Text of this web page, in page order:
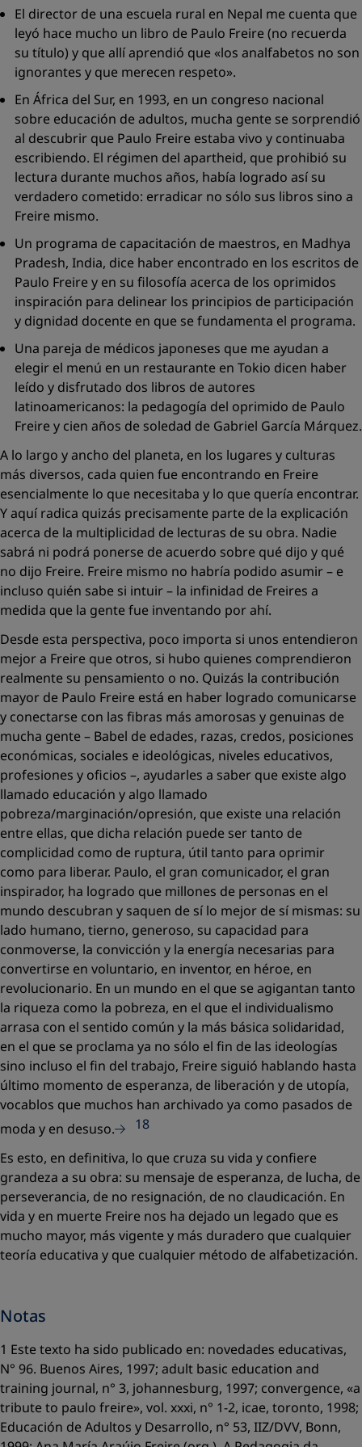
El director de una escuela rural en Nepal me cuenta que
leyó hace mucho un libro de Paulo Freire (no recuerda
su título) y que allí aprendió que «los analfabetos no son
ignorantes y que merecen respeto».
En África del Sur, en 1993, en un congreso nacional
sobre educación de adultos, mucha gente se sorprendió
al descubrir que Paulo Freire estaba vivo y continuaba
escribiendo. El régimen del apartheid, que prohibió su
lectura durante muchos años, había logrado así su
verdadero cometido: erradicar no sólo sus libros sino a
Freire mismo.
Un programa de capacitación de maestros, en Madhya
Pradesh, India, dice haber encontrado en los escritos de
Paulo Freire y en su filosofía acerca de los oprimidos
inspiración para delinear los principios de participación
y dignidad docente en que se fundamenta el programa.
Una pareja de médicos japoneses que me ayudan a
elegir el menú en un restaurante en Tokio dicen haber
leído y disfrutado dos libros de autores
latinoamericanos: la pedagogía del oprimido de Paulo
Freire y cien años de soledad de Gabriel García Márquez.
A lo largo y ancho del planeta, en los lugares y culturas
más diversos, cada quien fue encontrando en Freire
esencialmente lo que necesitaba y lo que quería encontrar.
Y aquí radica quizás precisamente parte de la explicación
acerca de la multiplicidad de lecturas de su obra. Nadie
sabrá ni podrá ponerse de acuerdo sobre qué dijo y qué
no dijo Freire. Freire mismo no habría podido asumir – e
incluso quién sabe si intuir – la infinidad de Freires a
medida que la gente fue inventando por ahí.
Desde esta perspectiva, poco importa si unos entendieron
mejor a Freire que otros, si hubo quienes comprendieron
realmente su pensamiento o no. Quizás la contribución
mayor de Paulo Freire está en haber logrado comunicarse
y conectarse con las fibras más amorosas y genuinas de
mucha gente – Babel de edades, razas, credos, posiciones
económicas, sociales e ideológicas, niveles educativos,
profesiones y oficios –, ayudarles a saber que existe algo
llamado educación y algo llamado
pobreza/marginación/opresión, que existe una relación
entre ellas, que dicha relación puede ser tanto de
complicidad como de ruptura, útil tanto para oprimir
como para liberar. Paulo, el gran comunicador, el gran
inspirador, ha logrado que millones de personas en el
mundo descubran y saquen de sí lo mejor de sí mismas: su
lado humano, tierno, generoso, su capacidad para
conmoverse, la convicción y la energía necesarias para
convertirse en voluntario, en inventor, en héroe, en
revolucionario. En un mundo en el que se agigantan tanto
la riqueza como la pobreza, en el que el individualismo
arrasa con el sentido común y la más básica solidaridad,
en el que se proclama ya no sólo el fin de las ideologías
sino incluso el fin del trabajo, Freire siguió hablando hasta
último momento de esperanza, de liberación y de utopía,
vocablos que muchos han archivado ya como pasados de
moda y en desuso.
18
Es esto, en definitiva, lo que cruza su vida y confiere
grandeza a su obra: su mensaje de esperanza, de lucha, de
perseverancia, de no resignación, de no claudicación. En
vida y en muerte Freire nos ha dejado un legado que es
mucho mayor, más vigente y más duradero que cualquier
teoría educativa y que cualquier método de alfabetización.
Notas
1 Este texto ha sido publicado en: novedades educativas,
N° 96. Buenos Aires, 1997; adult basic education and
training journal, n° 3, johannesburg, 1997; convergence, «a
tribute to paulo freire», vol. xxxi, n° 1-2, icae, toronto, 1998;
Educación de Adultos y Desarrollo, n° 53, IIZ/DVV, Bonn,